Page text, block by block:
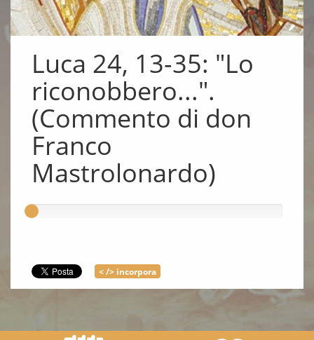
Luca 24, 13-35: "Lo
riconobbero...".
(Commento di don
Franco
Mastrolonardo)
< /> incorpora